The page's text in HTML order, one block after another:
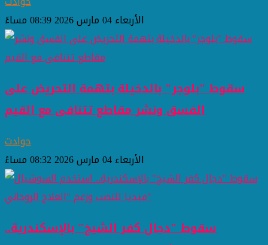
الأربعاء 04 مارس 2026 08:39 مساءً
سقوط "بلوجر" بالدخيلة بتهمة التحريض على
الفسق ونشر مقاطع تتنافى مع القيم
حوادث
الأربعاء 04 مارس 2026 08:32 مساءً
سقوط "دجال كفر الشيخ" بالإسكندرية..